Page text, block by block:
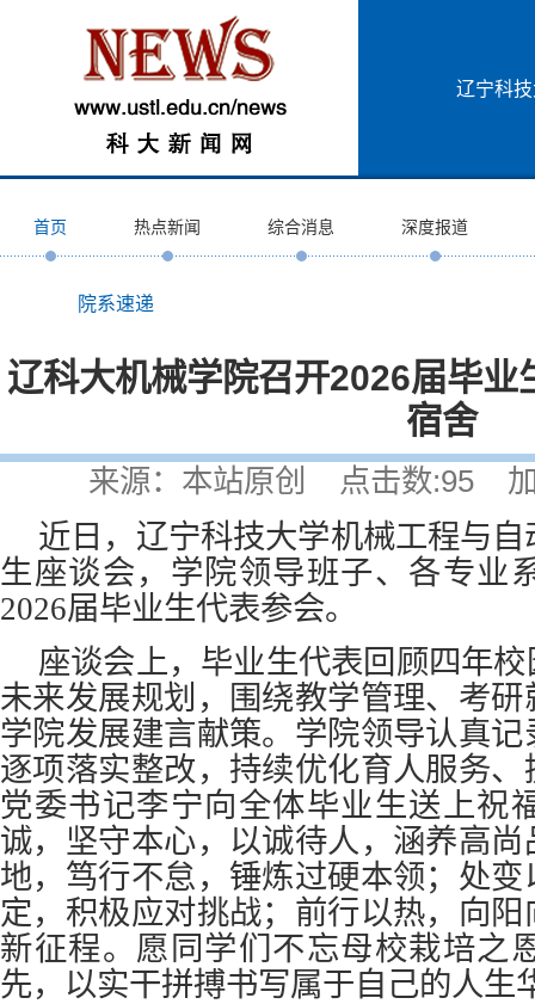
辽宁科
首页 热点新闻 综合消息 深度报道
院系速递
辽科大机械学院召开2026届毕业
宿舍
来源：本站原创 点击数:95 加
近日，辽宁科技大学机械工程与
生座谈会，学院领导班子、各专业
2026届毕业生代表参会。
座谈会上，毕业生代表回顾四年
未来发展规划，围绕教学管理、考
学院发展建言献策。学院领导认真
逐项落实整改，持续优化育人服务
党委书记李宁向全体毕业生送上祝
诚，坚守本心，以诚待人，涵养高
地，笃行不怠，锤炼过硬本领；处
定，积极应对挑战；前行以热，向
新征程。愿同学们不忘母校栽培之
先，以实干拼搏书写属于自己的人生